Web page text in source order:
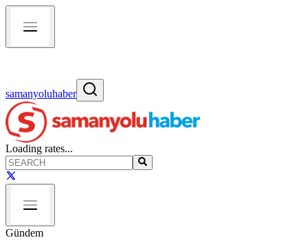
samanyoluhaber
Loading rates...
Gündem